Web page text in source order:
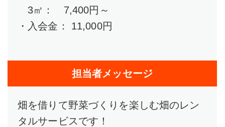
3㎡： 7,400円～
・入会金： 11,000円
担当者メッセージ
畑を借りて野菜づくりを楽しむ畑のレン
タルサービスです！